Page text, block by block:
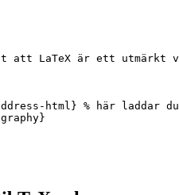
att LaTeX är ett utmärkt
html} % här laddar